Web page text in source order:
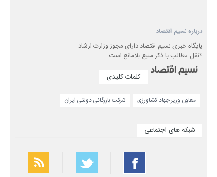
درباره نسیم اقتصاد
پایگاه خبری نسیم اقتصاد دارای مجوز وزارت ارشاد
*نقل مطالب با ذکر منبع بلامانع است.
کلمات کلیدی
معاون وزیر جهاد کشاورزی شرکت بازرگانی دولتی ایران
شبکه های اجتماعی